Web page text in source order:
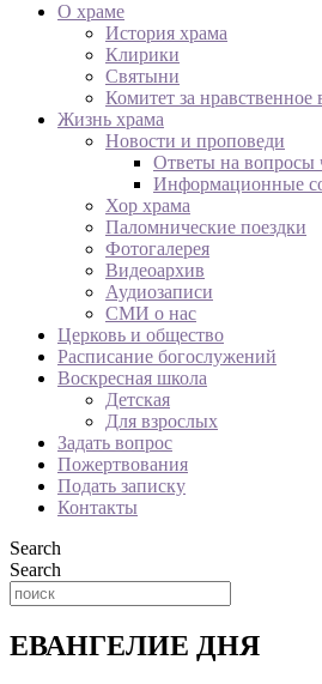
О храме
История храма
Клирики
Святыни
Комитет за нравственное
Жизнь храма
Новости и проповеди
Ответы на вопросы
Информационные
Хор храма
Паломнические поездки
Фотогалерея
Видеоархив
Аудиозаписи
СМИ о нас
Церковь и общество
Расписание богослужений
Воскресная школа
Детская
Для взрослых
Задать вопрос
Пожертвования
Подать записку
Контакты
Search
Search
ЕВАНГЕЛИЕ ДНЯ